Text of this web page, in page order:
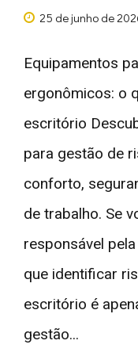
25 de junho de
Equipamentos
ergonômicos: o
escritório
para gestão de
conforto,
de trabalho. Se
responsável
que identificar
escritório é
gestão...